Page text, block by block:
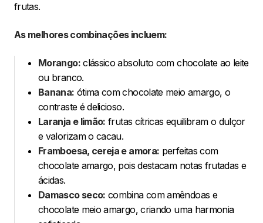
frutas.
As melhores combinações incluem:
Morango:clássico absoluto com chocolate ao leite
ou branco.
Banana: ótima com chocolate meio amargo, o
contraste é delicioso.
Laranja e limão: frutas cítricas equilibram o dulçor
e valorizam o cacau.
Framboesa, cereja e amora: perfeitas com
chocolate amargo, pois destacam notas frutadas e
ácidas.
Damasco seco: combina com amêndoas e
chocolate meio amargo, criando uma harmonia